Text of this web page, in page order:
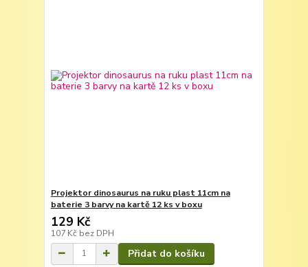
Projektor dinosaurus na ruku plast 11cm na
baterie 3 barvy na kartě 12 ks v boxu
129 Kč
107 Kč bez DPH
Přidat do košíku